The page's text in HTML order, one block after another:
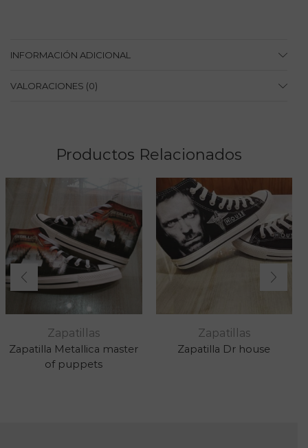
INFORMACIÓN ADICIONAL
VALORACIONES (0)
Productos Relacionados
Zapatillas
Zapatilla Metallica master
of puppets
Zapatillas
Zapatilla Dr house